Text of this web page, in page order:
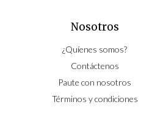
Nosotros
¿Quíenes somos?
Contáctenos
Paute con nosotros
Términos y condiciones